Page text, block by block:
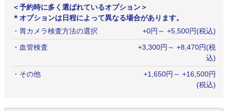
＜予約時に多く選ばれているオプション＞
＊オプションは日程によって異なる場合があります。
・ 胃カメラ検査方法の選択 +0円 ～ +5,500円(税込)
・ 血管検査 +3,300円 ～ +8,470円(税
込)
・ その他 +1,650円 ～ +16,500円
(税込)